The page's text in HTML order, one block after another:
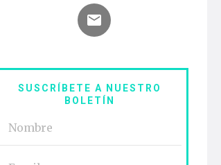
SUSCRÍBETE A NUESTRO
BOLETÍN